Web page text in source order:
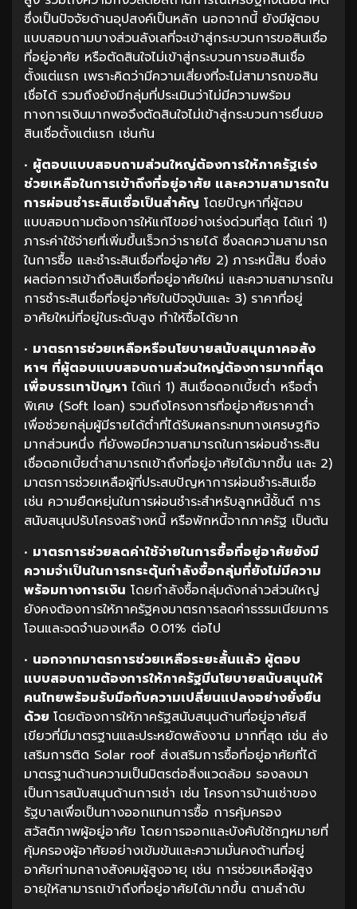
ซึ่งเป็นปัจจัยด้านอุปสงค์เป็นหลัก นอกจากนี้ ยังมีผู้ตอบ
แบบสอบถามบางส่วนลังเลที่จะเข้าสู่กระบวนการขอสินเชื่อ
ที่อยู่อาศัย หรือตัดสินใจไม่เข้าสู่กระบวนการขอสินเชื่อ
ตั้งแต่แรก เพราะคิดว่ามีความเสี่ยงที่จะไม่สามารถขอสิน
เชื่อได้ รวมถึงยังมีกลุ่มที่ประเมินว่าไม่มีความพร้อม
ทางการเงินมากพอจึงตัดสินใจไม่เข้าสู่กระบวนการยื่นขอ
สินเชื่อตั้งแต่แรก เช่นกัน
• ผู้ตอบแบบสอบถามส่วนใหญ่ต้องการให้ภาครัฐเร่ง
ช่วยเหลือในการเข้าถึงที่อยู่อาศัย และความสามารถใน
การผ่อนชำระสินเชื่อเป็นสำคัญ โดยปัญหาที่ผู้ตอบ
แบบสอบถามต้องการให้แก้ไขอย่างเร่งด่วนที่สุด ได้แก่ 1)
ภาระค่าใช้จ่ายที่เพิ่มขึ้นเร็วกว่ารายได้ ซึ่งลดความสามารถ
ในการซื้อ และชำระสินเชื่อที่อยู่อาศัย 2) ภาระหนี้สิน ซึ่งส่ง
ผลต่อการเข้าถึงสินเชื่อที่อยู่อาศัยใหม่ และความสามารถใน
การชำระสินเชื่อที่อยู่อาศัยในปัจจุบันและ 3) ราคาที่อยู่
อาศัยใหม่ที่อยู่ในระดับสูง ทำให้ซื้อได้ยาก
• มาตรการช่วยเหลือหรือนโยบายสนับสนุนภาคอสัง
หาฯ ที่ผู้ตอบแบบสอบถามส่วนใหญ่ต้องการมากที่สุด
เพื่อบรรเทาปัญหา ได้แก่ 1) สินเชื่อดอกเบี้ยต่ำ หรือต่ำ
พิเศษ (Soft loan) รวมถึงโครงการที่อยู่อาศัยราคาต่ำ
เพื่อช่วยกลุ่มผู้มีรายได้ต่ำที่ได้รับผลกระทบทางเศรษฐกิจ
มากส่วนหนึ่ง ที่ยังพอมีความสามารถในการผ่อนชำระสิน
เชื่อดอกเบี้ยต่ำสามารถเข้าถึงที่อยู่อาศัยได้มากขึ้น และ 2)
มาตรการช่วยเหลือผู้ที่ประสบปัญหาการผ่อนชำระสินเชื่อ
เช่น ความยืดหยุ่นในการผ่อนชำระสำหรับลูกหนี้ชั้นดี การ
สนับสนุนปรับโครงสร้างหนี้ หรือพักหนี้จากภาครัฐ เป็นต้น
• มาตรการช่วยลดค่าใช้จ่ายในการซื้อที่อยู่อาศัยยังมี
ความจำเป็นในการกระตุ้นกำลังซื้อกลุ่มที่ยังไม่มีความ
พร้อมทางการเงิน โดยกำลังซื้อกลุ่มดังกล่าวส่วนใหญ่
ยังคงต้องการให้ภาครัฐคงมาตรการลดค่าธรรมเนียมการ
โอนและจดจำนองเหลือ 0.01% ต่อไป
• นอกจากมาตรการช่วยเหลือระยะสั้นแล้ว ผู้ตอบ
แบบสอบถามต้องการให้ภาครัฐมีนโยบายสนับสนุนให้
คนไทยพร้อมรับมือกับความเปลี่ยนแปลงอย่างยั่งยืน
ด้วย โดยต้องการให้ภาครัฐสนับสนุนด้านที่อยู่อาศัยสี
เขียวที่มีมาตรฐานและประหยัดพลังงาน มากที่สุด เช่น ส่ง
เสริมการติด Solar roof ส่งเสริมการซื้อที่อยู่อาศัยที่ได้
มาตรฐานด้านความเป็นมิตรต่อสิ่งแวดล้อม รองลงมา
เป็นการสนับสนุนด้านการเช่า เช่น โครงการบ้านเช่าของ
รัฐบาลเพื่อเป็นทางออกแทนการซื้อ การคุ้มครอง
สวัสดิภาพผู้อยู่อาศัย โดยการออกและบังคับใช้กฎหมายที่
คุ้มครองผู้อาศัยอย่างเข้มข้นและความมั่นคงด้านที่อยู่
อาศัยท่ามกลางสังคมผู้สูงอายุ เช่น การช่วยเหลือผู้สูง
อายุให้สามารถเข้าถึงที่อยู่อาศัยได้มากขึ้น ตามลำดับ